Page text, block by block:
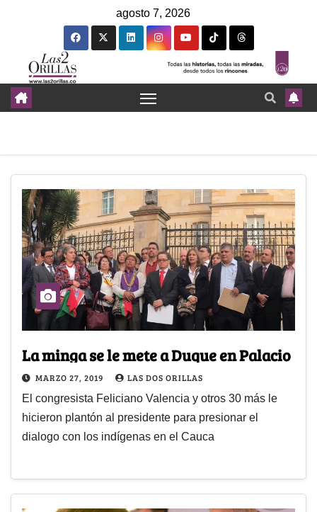
agosto 7, 2026
La minga se le mete a Duque en Palacio
MARZO 27, 2019 LAS DOS ORILLAS
El congresista Feliciano Valencia y otros 30 más le
hicieron plantón al presidente para presionar el
dialogo con los indígenas en el Cauca